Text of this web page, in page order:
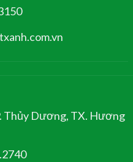
Thủy Dương, TX. Hương